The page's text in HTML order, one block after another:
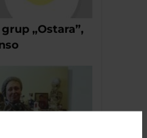
„Ostara”,